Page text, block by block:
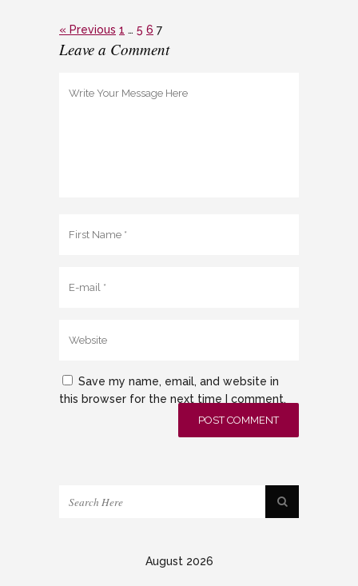
« Previous 1 … 5 6 7
Leave a Comment
Save my name, email, and website in
this browser for the next time I comment.
August 2026